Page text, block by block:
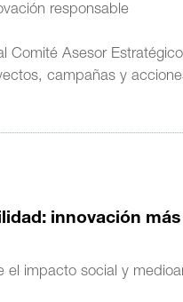
responsable
Comité Asesor
campañas y
innovación
el impacto social y